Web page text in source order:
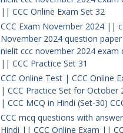
|| CCC Online Exam Set 32
CCC Exam November 2024 ||
November 2024 question
nielit ccc november 2024 exam
|| CCC Practice Set 31
CCC Online Test | CCC Online
| CCC Practice Set for October
| CCC MCQ in Hindi (Set-30)
CCC mcq questions with
Hindi || CCC Online Exam ||